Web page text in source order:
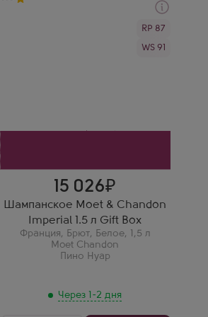
RP 87
WS 91
15 026
Шампанское Moet & Chandon
Imperial 1.5 л Gift Box
Франция, Брют, Белое, 1,5 л
Moet Chandon
Пино Нуар
Через 1-2 дня
Магнум Моэт Империал —